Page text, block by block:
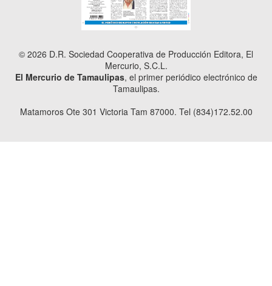
© 2026 D.R. Sociedad Cooperativa de Producción Editora, El
Mercurio, S.C.L.
El Mercurio de Tamaulipas, el primer periódico electrónico de
Tamaulipas.
Matamoros Ote 301 Victoria Tam 87000. Tel (834)172.52.00